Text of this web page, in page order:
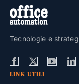
Tecnologie e
LINK UTILI